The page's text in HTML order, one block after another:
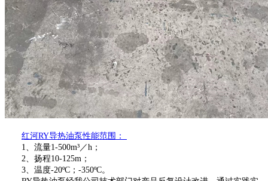
红河RY导热油泵性能范围 ：
1、流量1-500m³／h；
2、扬程10-125m；
3、温度-20ºC；-350ºC。